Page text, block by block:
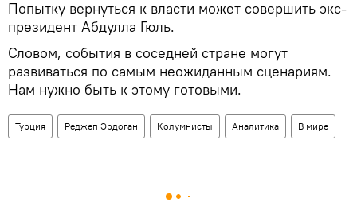
Попытку вернуться к власти может совершить экс-
президент Абдулла Гюль.
Словом, события в соседней стране могут
развиваться по самым неожиданным сценариям.
Нам нужно быть к этому готовыми.
Турция Реджеп Эрдоган Колумнисты Аналитика В мире